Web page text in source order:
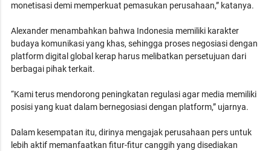
monetisasi demi memperkuat pemasukan perusahaan,” katanya.
Alexander menambahkan bahwa Indonesia memiliki karakter
budaya komunikasi yang khas, sehingga proses negosiasi dengan
platform digital global kerap harus melibatkan persetujuan dari
berbagai pihak terkait.
“Kami terus mendorong peningkatan regulasi agar media memiliki
posisi yang kuat dalam bernegosiasi dengan platform,” ujarnya.
Dalam kesempatan itu, dirinya mengajak perusahaan pers untuk
lebih aktif memanfaatkan fitur-fitur canggih yang disediakan